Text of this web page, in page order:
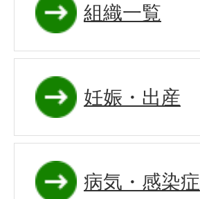
組織一覧
妊娠・出産
病気・感染症